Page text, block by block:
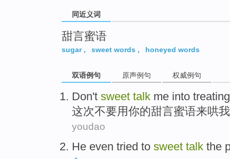
同近义词
甜言蜜语
sugar, sweet words , honeyed words
双语例句 原声例句 权威例句
Don't sweet talk me into treating
这次不要用你的甜言蜜语来哄我
youdao
He even tried to sweet talk the